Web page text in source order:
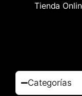
Tienda
Categorías